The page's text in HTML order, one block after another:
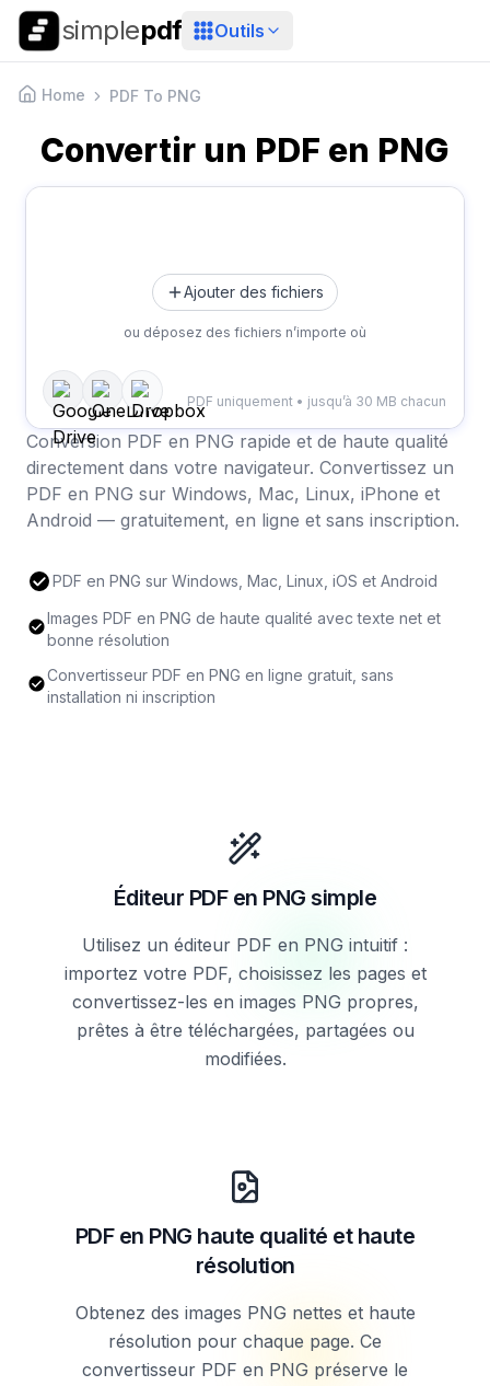
simplepdf Outils
Home PDF To PNG
Convertir un PDF en PNG
Ajouter des fichiers
ou déposez des fichiers n’importe où
PDF uniquement • jusqu’à 30 MB chacun
Conversion PDF en PNG rapide et de haute qualité
directement dans votre navigateur. Convertissez un
PDF en PNG sur Windows, Mac, Linux, iPhone et
Android — gratuitement, en ligne et sans inscription.
PDF en PNG sur Windows, Mac, Linux, iOS et Android
Images PDF en PNG de haute qualité avec texte net et
bonne résolution
Convertisseur PDF en PNG en ligne gratuit, sans
installation ni inscription
Éditeur PDF en PNG simple
Utilisez un éditeur PDF en PNG intuitif :
importez votre PDF, choisissez les pages et
convertissez-les en images PNG propres,
prêtes à être téléchargées, partagées ou
modifiées.
PDF en PNG haute qualité et haute
résolution
Obtenez des images PNG nettes et haute
résolution pour chaque page. Ce
convertisseur PDF en PNG préserve le